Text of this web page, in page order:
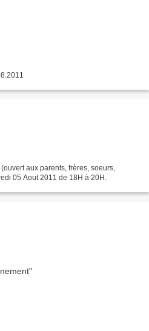
aux parents, frères, soeurs,
05 Aout 2011 de 18H à 20H.